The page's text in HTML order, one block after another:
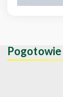
Pogotowie